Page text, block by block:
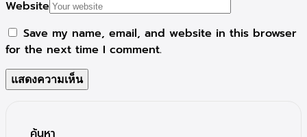
Website
Save my name, email, and website in this browser
for the next time I comment.